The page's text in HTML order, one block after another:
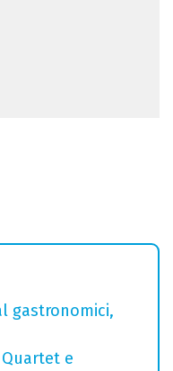
gastronomici,
e